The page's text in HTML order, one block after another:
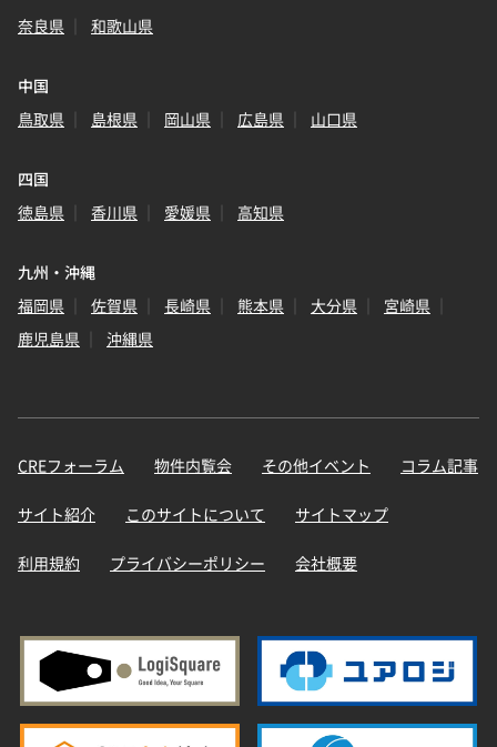
奈良県
和歌山県
中国
鳥取県
島根県 岡山県 広島県 山口県
四国
徳島県
香川県 愛媛県 高知県
九州・沖縄
福岡県
佐賀県 長崎県 熊本県 大分県
宮崎県
鹿児島県
沖縄県
CREフォーラム 物件内覧会 その他イベント コラム記事
サイト紹介 このサイトについて サイトマップ
利用規約 プライバシーポリシー 会社概要